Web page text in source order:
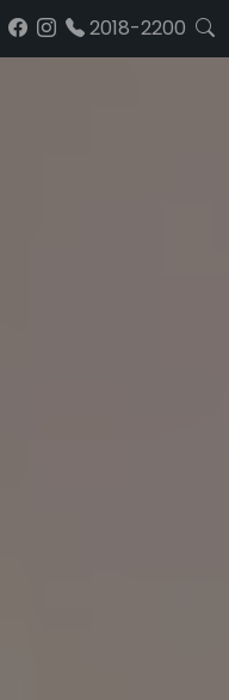
2018-2200